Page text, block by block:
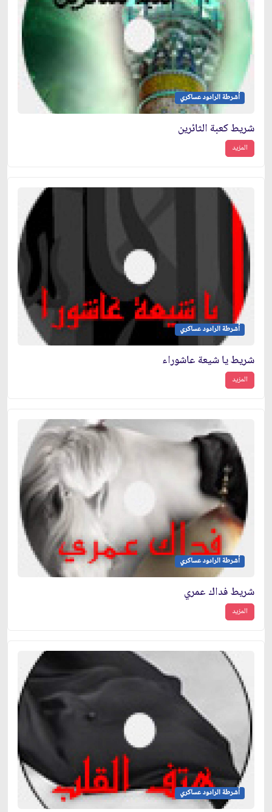
أشرطة الرادود عساكري
شريط كعبة الثائرين
المزيد
أشرطة الرادود عساكري
شريط يا شيعة عاشوراء
المزيد
أشرطة الرادود عساكري
شريط فداك عمري
المزيد
أشرطة الرادود عساكري